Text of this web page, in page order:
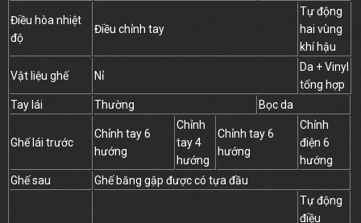
Điều hòa nhiệt
độ
Điều chỉnh tay
Tự động
hai vùng
khí hậu
Vật liệu ghế Nỉ
Da + Vinyl
tổng hợp
Tay lái
Thường Bọc da
Ghế lái trước
Chỉnh tay 6
hướng
Chỉnh
tay 4
hướng
Chỉnh tay 6
hướng
Chỉnh
điện 6
hướng
Ghế sau
Ghế băng gập được có tựa đầu
Tự động
điều